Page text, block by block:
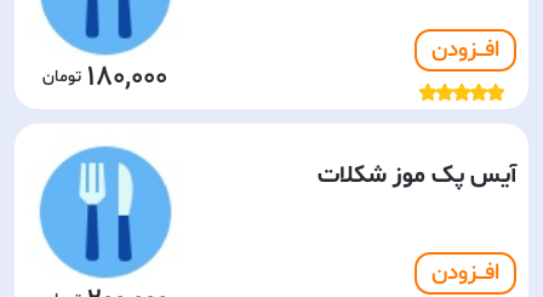
افـــزودن
180,000
آیس پک موز شکلات
افـــزودن